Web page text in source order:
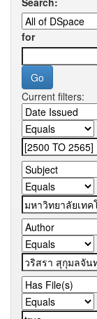
for
Current filters: